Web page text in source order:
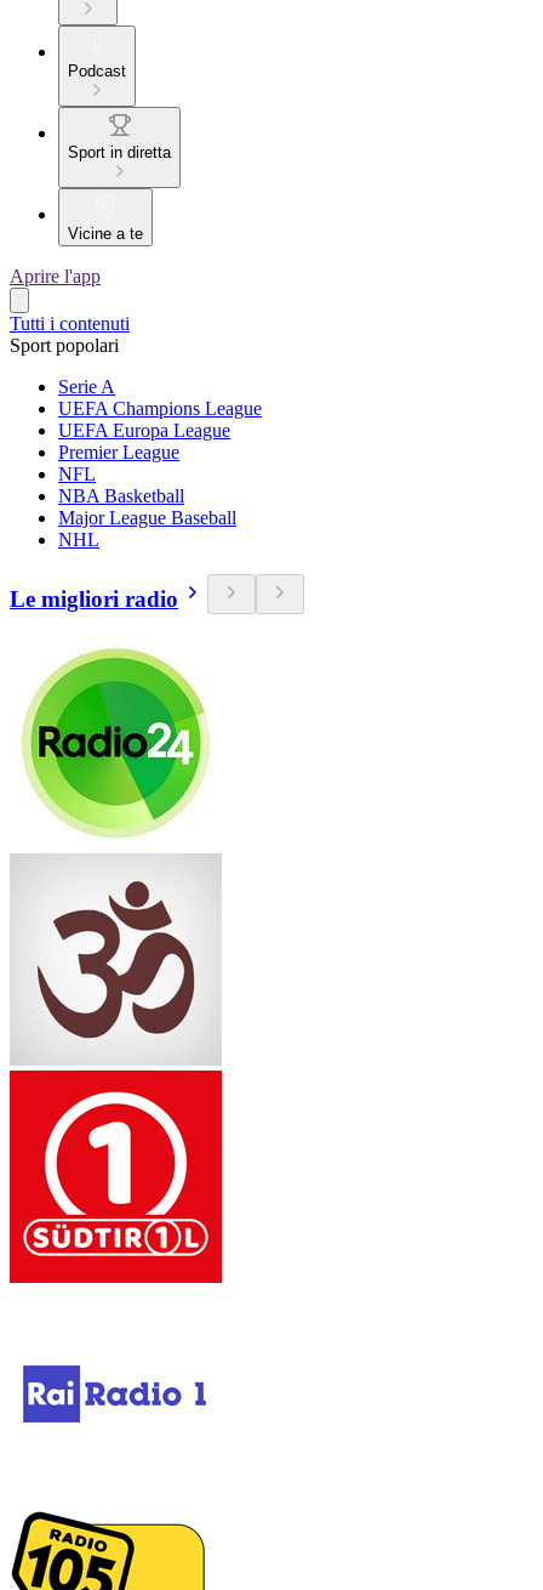
Podcast
Sport in diretta
Vicine a te
Aprire l'app
Tutti i contenuti
Sport popolari
Serie A
UEFA Champions League
UEFA Europa League
Premier League
NFL
NBA Basketball
Major League Baseball
NHL
Le migliori radio